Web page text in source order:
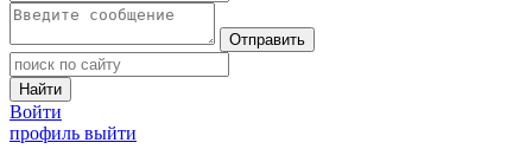
Отправить
Найти
Войти
профиль выйти